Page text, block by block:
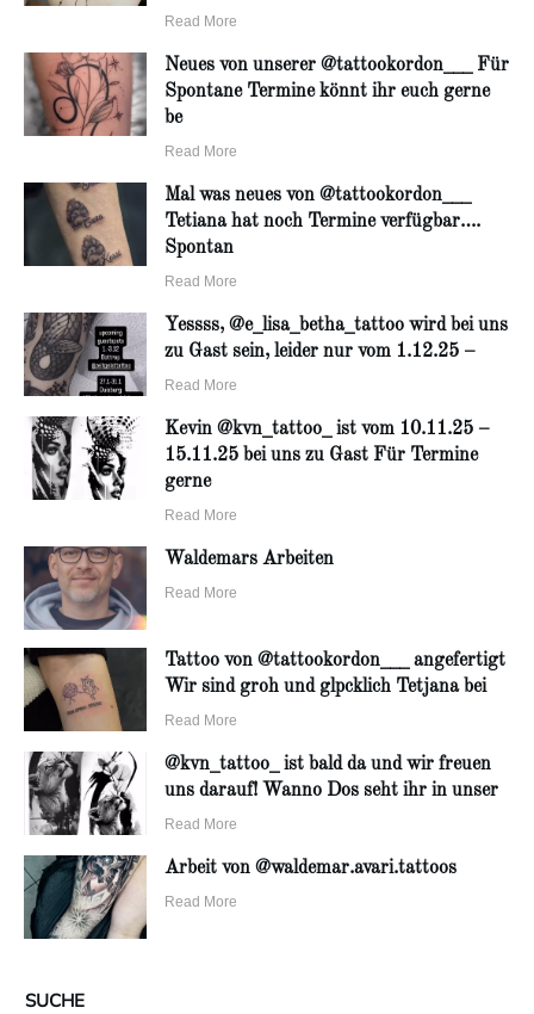
Read More
Neues von unserer @tattookordon___ Für
Spontane Termine könnt ihr euch gerne
be
Read More
Mal was neues von @tattookordon___
Tetiana hat noch Termine verfügbar….
Spontan
Read More
Yessss, @e_lisa_betha_tattoo wird bei uns
zu Gast sein, leider nur vom 1.12.25 –
Read More
Kevin @kvn_tattoo_ ist vom 10.11.25 –
15.11.25 bei uns zu Gast Für Termine
gerne
Read More
Waldemars Arbeiten
Read More
Tattoo von @tattookordon___ angefertigt
Wir sind groh und glpcklich Tetjana bei
Read More
@kvn_tattoo_ ist bald da und wir freuen
uns darauf! Wanno Dos seht ihr in unser
Read More
Arbeit von @waldemar.avari.tattoos
Read More
SUCHE